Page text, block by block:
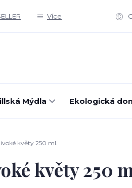
Více
Mýdla Ekologická
květy 250 ml.
květy 250